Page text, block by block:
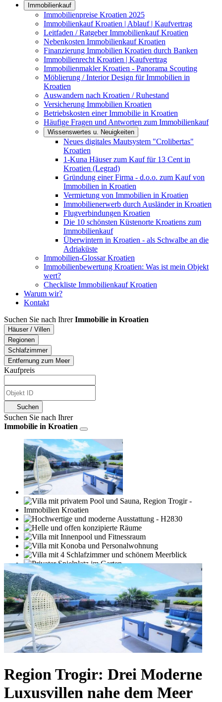
Immobilienkauf
Immobilienpreise Kroatien 2025
Immobilienkauf Kroatien | Ablauf | Kaufvertrag
Leitfaden / Ratgeber Immobilienkauf Kroatien
Nebenkosten Immobilienkauf Kroatien
Finanzierung Immobilien Kroatien durch Banken
Immobilienrecht Kroatien | Kaufvertrag
Immobilienmakler Kroatien - Panorama Scouting
Möblierung / Interior Design für Immobilien in
Kroatien
Auswandern nach Kroatien / Ruhestand
Versicherung Immobilien Kroatien
Betriebskosten einer Immobilie in Kroatien
Häufige Fragen und Antworten zum Immobilienkauf
Wissenswertes u. Neuigkeiten
Neues digitales Mautsystem "Crolibertas"
Kroatien
1-Kuna Häuser zum Kauf für 13 Cent in
Kroatien (Legrad)
Gründung einer Firma - d.o.o. zum Kauf von
Immobilien in Kroatien
Vermietung von Immobilien in Kroatien
Immobilienerwerb durch Ausländer in Kroatien
Flugverbindungen Kroatien
Die 10 schönsten Küstenorte Kroatiens zum
Immobilienkauf
Überwintern in Kroatien - als Schwalbe an die
Adriaküste
Immobilien-Glossar Kroatien
Immobilienbewertung Kroatien: Was ist mein Objekt
wert?
Checkliste Immobilienkauf Kroatien
Warum wir?
Kontakt
Suchen Sie nach IhrerImmobilie in Kroatien
Häuser / Villen
Regionen
Schlafzimmer
Entfernung zum Meer
Kaufpreis
Suchen
Suchen Sie nach Ihrer
Immobilie in Kroatien
Region Trogir: Drei Moderne
Luxusvillen nahe dem Meer